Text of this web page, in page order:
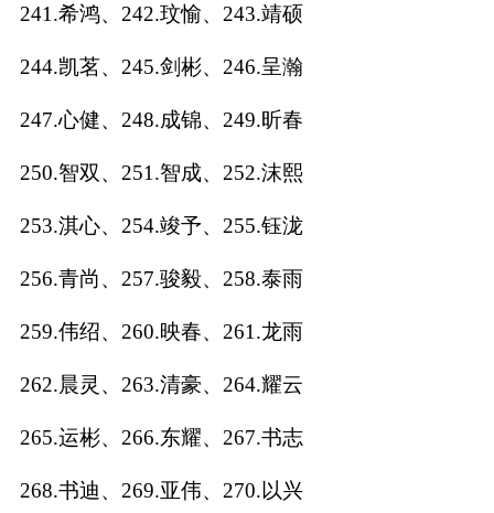
241.希鸿、242.玟愉、243.靖硕
244.凯茗、245.剑彬、246.呈瀚
247.心健、248.成锦、249.昕春
250.智双、251.智成、252.沫熙
253.淇心、254.竣予、255.钰泷
256.青尚、257.骏毅、258.泰雨
259.伟绍、260.映春、261.龙雨
262.晨灵、263.清豪、264.耀云
265.运彬、266.东耀、267.书志
268.书迪、269.亚伟、270.以兴